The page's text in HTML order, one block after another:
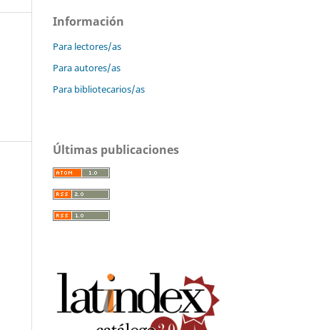
Información
Para lectores/as
Para autores/as
Para bibliotecarios/as
Últimas publicaciones